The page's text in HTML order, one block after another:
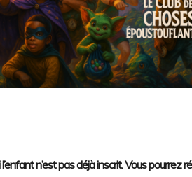
l’enfant n’est pas déjà inscrit. Vous pourrez